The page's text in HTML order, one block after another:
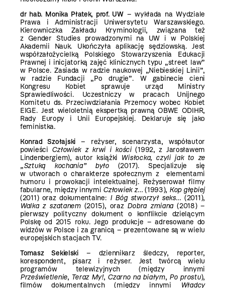
dr hab. Monika Płatek, prof. UW– wykłada na Wydziale
Prawa i Administracji Uniwersytetu Warszawskiego.
Kierowniczka Zakładu Kryminologii, związana też
z Gender Studies prowadzonymi na UW i w Polskiej
Akademii Nauk. Ukończyła aplikację sędziowską. Jest
współzałożycielką Polskiego Stowarzyszenia Edukacji
Prawnej i inicjatorką zajęć klinicznych typu „street law”
w Polsce. Zasiada w radzie naukowej „Niebieskiej Linii”,
w radzie Fundacji „Po drugie”. W gabinecie cieni
Kongresu Kobiet sprawuje urząd Ministry
Sprawiedliwości. Uczestniczy w pracach Unijnego
Komitetu ds. Przeciwdziałania Przemocy wobec Kobiet
EIGE. Jest wieloletnią ekspertką prawną OBWE ODIHR,
Rady Europy i Unii Europejskiej. Deklaruje się jako
feministka.
Konrad Szołajski– reżyser, scenarzysta, współautor
powieści Człowiek z krwi i kości(1992, z Jarosławem
Lindenbergiem), autor książki Wisłocka, czyli jak to ze
„Sztuką kochania” było(2017). Specjalizuje się
w utworach o charakterze społecznym z elementami
humoru i prowokacji intelektualnej. Reżyserował filmy
fabularne, między innymi Człowiek z… (1993), Kop głębiej
(2011) oraz dokumentalne: I Bóg stworzył seks… (2011),
Walka z szatanem(2015), oraz Dobra zmiana(2018) –
pierwszy polityczny dokument o konflikcie dzielącym
Polskę od 2015 roku. Jego produkcje – adresowane do
widzów w Polsce i za granicą – prezentowane są w wielu
europejskich stacjach TV.
Tomasz Sekielski– dziennikarz śledczy, reporter,
korespondent, pisarz i reżyser. Jest twórcą wielu
programów telewizyjnych (między innymi
Prześwietlenie, Teraz My!, Czarno na białym, Po prostu),
filmów dokumentalnych (między innymi
Władcy